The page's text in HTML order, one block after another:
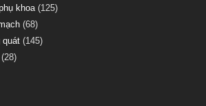
khoa(125)
(68)
quát (145)
(28)